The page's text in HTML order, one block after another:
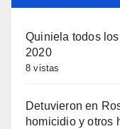
Quiniela todos
2020
8 vistas
Detuvieron en
homicidio y otros